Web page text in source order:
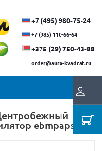
+7 (495) 980-75-24
+7 (985) 110-66-64
+375 (29) ​750-43-88
order@aura-kvadrat.ru
ebmpapst